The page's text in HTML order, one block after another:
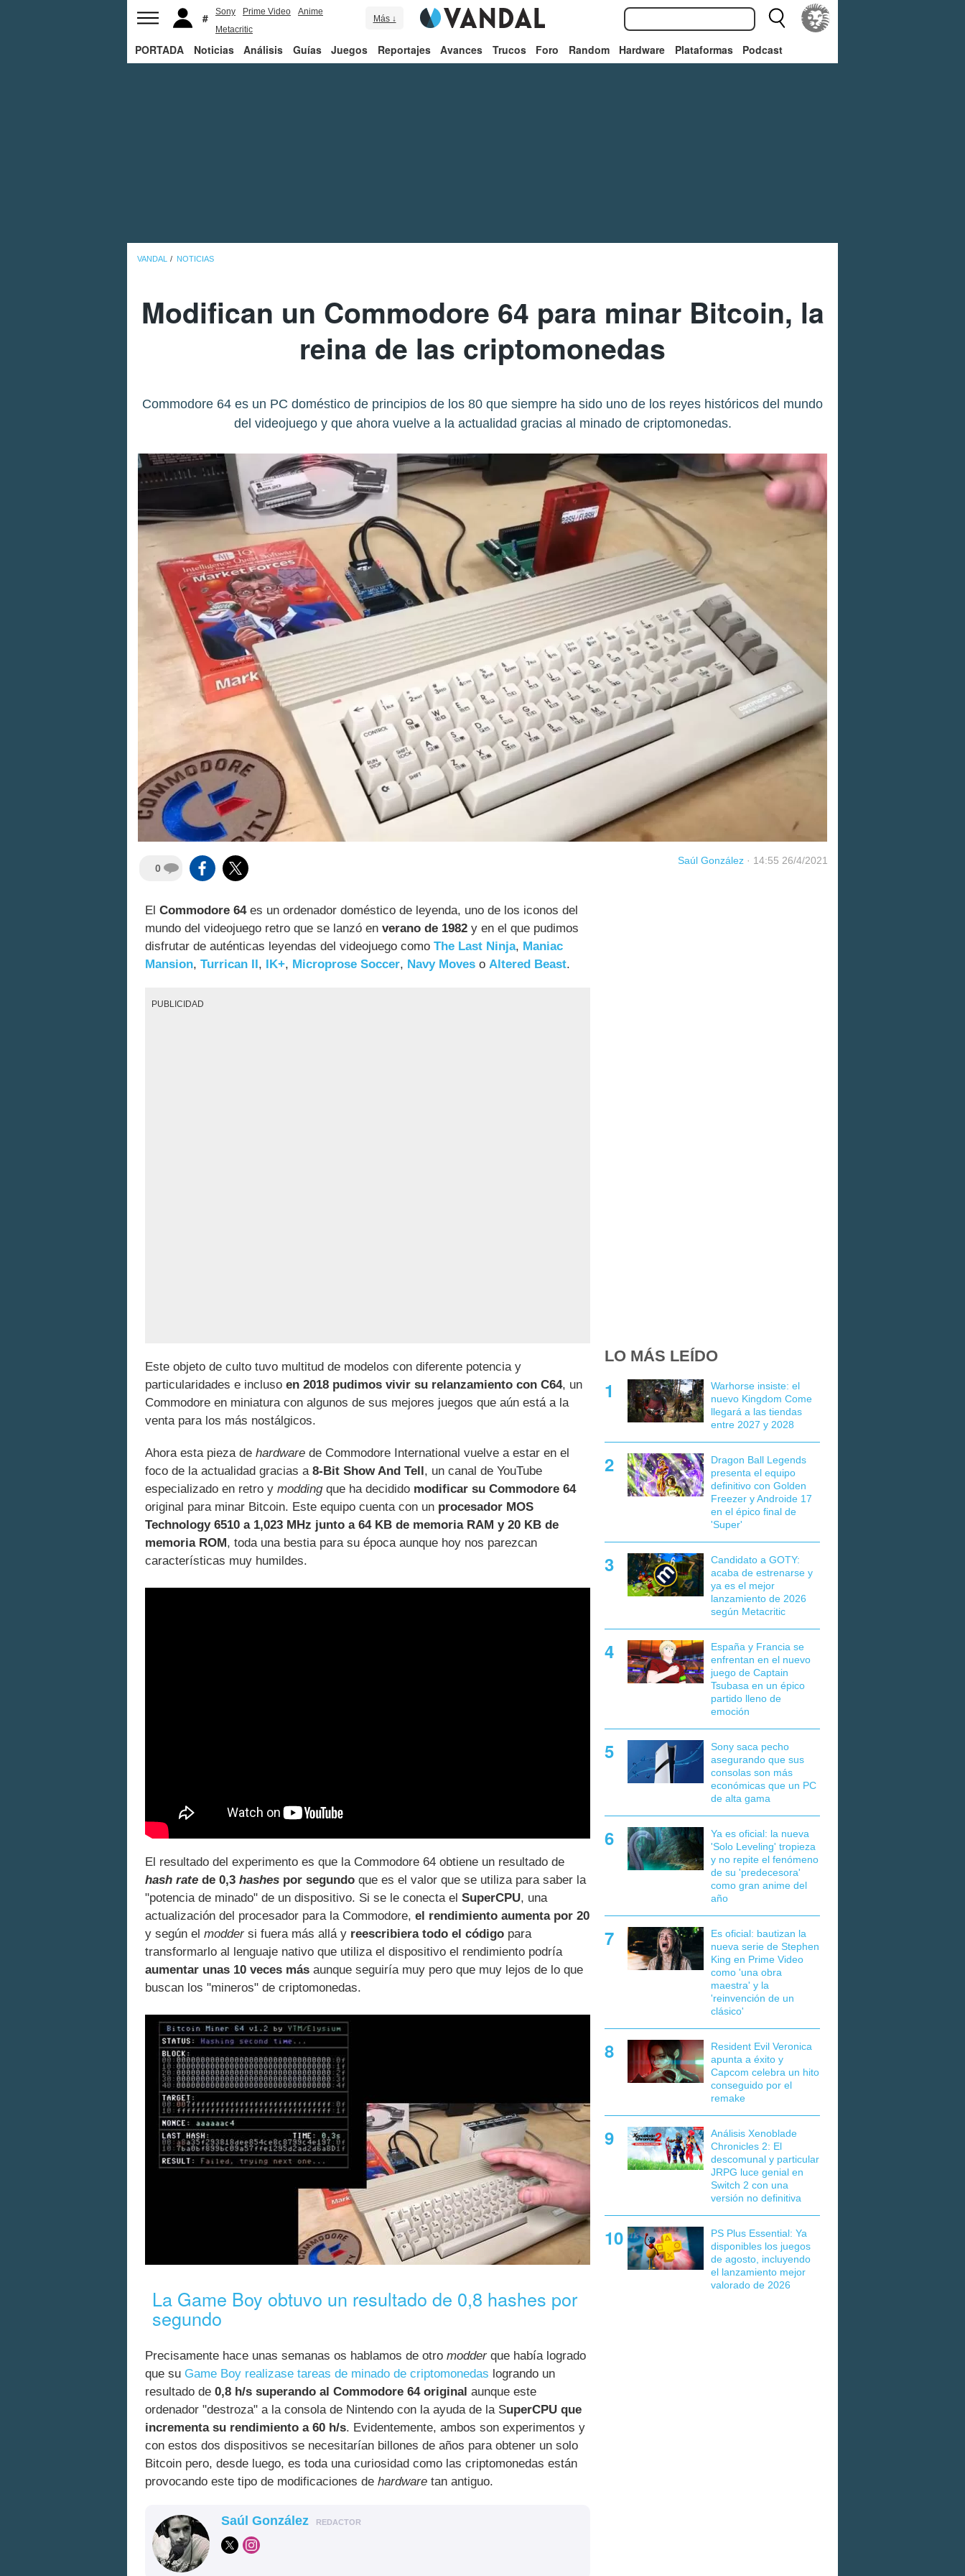
Sony Prime Video
Anime
Metacritic
Más ↓
PORTADA Noticias Análisis Guías Juegos Reportajes Avances Trucos Foro Random Hardware Plataformas Podcast
VANDAL NOTICIAS
Modifican un Commodore 64 para minar Bitcoin, la
reina de las criptomonedas
Commodore 64 es un PC doméstico de principios de los 80 que siempre ha sido uno de los reyes históricos del mundo
del videojuego y que ahora vuelve a la actualidad gracias al minado de criptomonedas.
0
Saúl González · 14:55 26/4/2021
El Commodore 64es un ordenador doméstico de leyenda, uno de los iconos del
mundo del videojuego retro que se lanzó en verano de 1982 y en el que pudimos
disfrutar de auténticas leyendas del videojuego como The Last Ninja, Maniac
Mansion, Turrican II , IK+, Microprose Soccer, Navy Moves o Altered Beast.
PUBLICIDAD
Este objeto de culto tuvo multitud de modelos con diferente potencia y
particularidades e incluso en 2018 pudimos vivir su relanzamiento con C64, un
Commodore en miniatura con algunos de sus mejores juegos que aún está a la
venta para los más nostálgicos.
Ahora esta pieza de hardware de Commodore International vuelve a estar en el
foco de la actualidad gracias a 8-Bit Show And Tell, un canal de YouTube
especializado en retro y moddingque ha decidido modificar su Commodore 64
original para minar Bitcoin. Este equipo cuenta con un procesador MOS
Technology 6510 a 1,023 MHz junto a 64 KB de memoria RAM y 20 KB de
memoria ROM, toda una bestia para su época aunque hoy nos parezcan
características muy humildes.
El resultado del experimento es que la Commodore 64 obtiene un resultado de
hash rate de 0,3 hashes por segundo que es el valor que se utiliza para saber la
"potencia de minado" de un dispositivo. Si se le conecta el SuperCPU, una
actualización del procesador para la Commodore, el rendimiento aumenta por 20
y según el moddersi fuera más allá y reescribiera todo el código para
transformarlo al lenguaje nativo que utiliza el dispositivo el rendimiento podría
aumentar unas 10 veces más aunque seguiría muy pero que muy lejos de lo que
buscan los "mineros" de criptomonedas.
La Game Boy obtuvo un resultado de 0,8 hashes por
segundo
Precisamente hace unas semanas os hablamos de otro modderque había logrado
que su Game Boy realizase tareas de minado de criptomonedas logrando un
resultado de 0,8 h/s superando al Commodore 64 original aunque este
ordenador "destroza" a la consola de Nintendo con la ayuda de la SuperCPU que
incrementa su rendimiento a 60 h/s. Evidentemente, ambos son experimentos y
con estos dos dispositivos se necesitarían billones de años para obtener un solo
Bitcoin pero, desde luego, es toda una curiosidad como las criptomonedas están
provocando este tipo de modificaciones de hardware tan antiguo.
Saúl González REDACTOR
LO MÁS LEÍDO
Warhorse insiste: el
nuevo Kingdom Come
llegará a las tiendas
entre 2027 y 2028
Dragon Ball Legends
presenta el equipo
definitivo con Golden
Freezer y Androide 17
en el épico final de
'Super'
Candidato a GOTY:
acaba de estrenarse y
ya es el mejor
lanzamiento de 2026
según Metacritic
España y Francia se
enfrentan en el nuevo
juego de Captain
Tsubasa en un épico
partido lleno de
emoción
Sony saca pecho
asegurando que sus
consolas son más
económicas que un PC
de alta gama
Ya es oficial: la nueva
'Solo Leveling' tropieza
y no repite el fenómeno
de su 'predecesora'
como gran anime del
año
Es oficial: bautizan la
nueva serie de Stephen
King en Prime Video
como 'una obra
maestra' y la
'reinvención de un
clásico'
Resident Evil Veronica
apunta a éxito y
Capcom celebra un hito
conseguido por el
remake
Análisis Xenoblade
Chronicles 2: El
descomunal y particular
JRPG luce genial en
Switch 2 con una
versión no definitiva
PS Plus Essential: Ya
disponibles los juegos
de agosto, incluyendo
el lanzamiento mejor
valorado de 2026